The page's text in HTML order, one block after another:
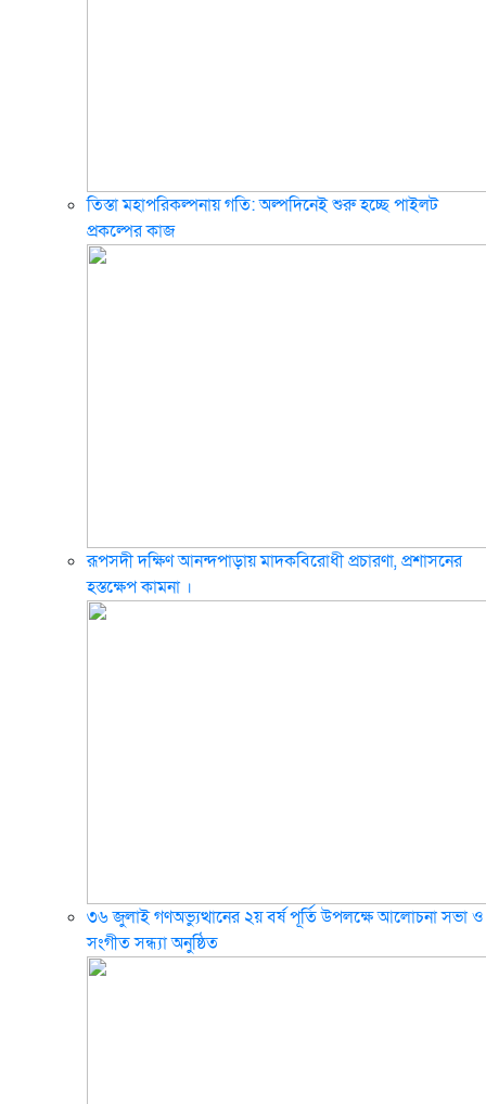
তিস্তা মহাপরিকল্পনায় গতি: অল্পদিনেই শুরু হচ্ছে পাইলট
প্রকল্পের কাজ
রূপসদী দক্ষিণ আনন্দপাড়ায় মাদকবিরোধী প্রচারণা, প্রশাসনের
হস্তক্ষেপ কামনা ‎।
৩৬ জুলাই গণঅভ্যুত্থানের ২য় বর্ষ পূর্তি উপলক্ষে আলোচনা সভা ও
সংগীত সন্ধ্যা অনুষ্ঠিত